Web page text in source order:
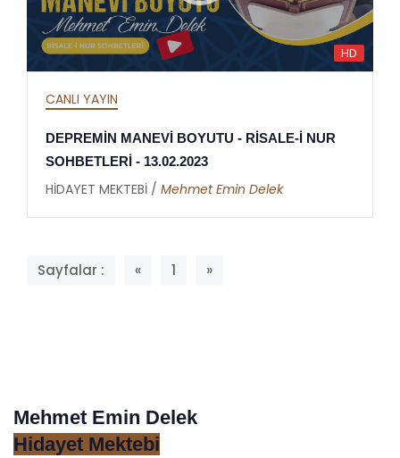
HD
CANLI YAYIN
DEPREMİN MANEVİ BOYUTU - RİSALE-İ NUR
SOHBETLERİ - 13.02.2023
HİDAYET MEKTEBİ / Mehmet Emin Delek
Sayfalar : « 1 »
Mehmet Emin Delek
Hidayet Mektebi